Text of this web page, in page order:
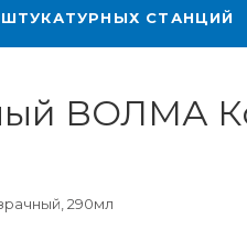
СТАНЦИЙ
ВОЛМА
290мл